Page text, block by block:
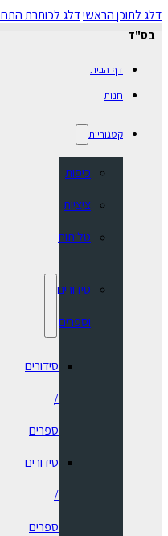
דלג לתוכן הראשידלג לכותרת
בס"ד
דף הבית
חנות
קטגוריות
כיפות
ציציות
טליתות
סידורים
וספרים
סידורים
/
ספרים
⁠סידורים
/
ספרים